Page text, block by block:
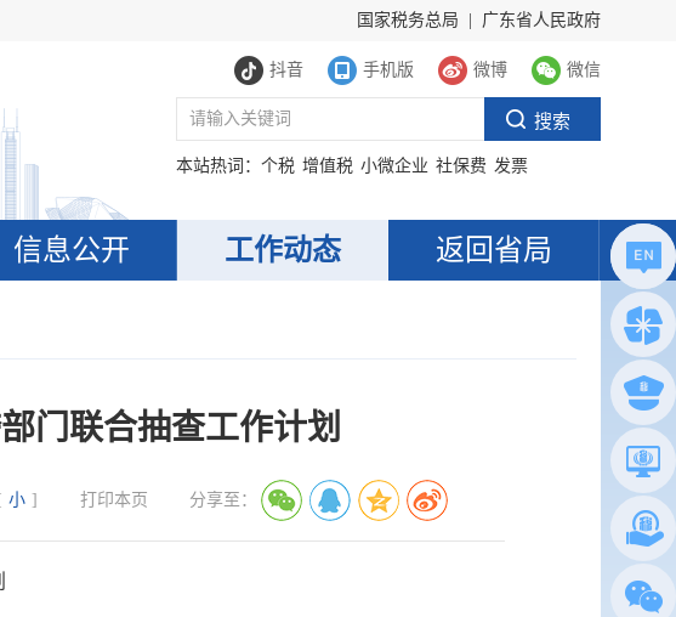
国家税务总局 广东省人民政府
抖音 手机版 微博 微信
本站热词： 个税 增值税 小微企业 社保费 发票
信息公开 工作动态 返回省局
门联合抽查工作计划
小 ] 打印本页 分享至：
总局